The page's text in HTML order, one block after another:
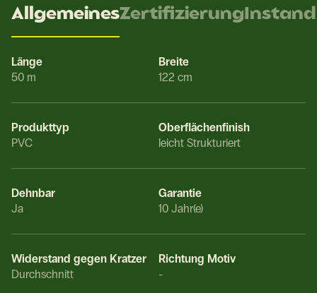
AllgemeinesZertifizierung
Länge
50 m
Breite
122 cm
Produkttyp
PVC
Oberflächenfinish
leicht Strukturiert
Dehnbar
Ja
Garantie
10 Jahr(e)
Widerstand gegen Kratzer
Durchschnitt
Richtung Motiv
-